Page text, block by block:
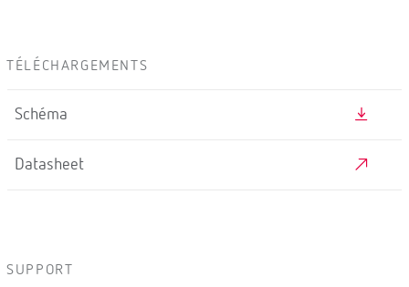
TÉLÉCHARGEMENTS
Schéma
Datasheet
SUPPORT